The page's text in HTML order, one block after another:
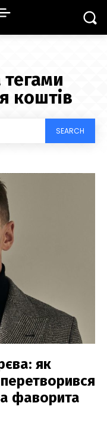
тегами
коштів
SEARCH
як
фаворита